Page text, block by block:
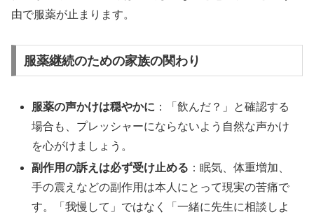
由で服薬が止まります。
服薬継続のための家族の関わり
服薬の声かけは穏やかに ：「飲んだ？」と確認する
場合も、プレッシャーにならないよう自然な声かけ
を心がけましょう。
副作用の訴えは必ず受け止める ：眠気、体重増加、
手の震えなどの副作用は本人にとって現実の苦痛で
す。「我慢して」ではなく「一緒に先生に相談しよ